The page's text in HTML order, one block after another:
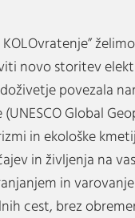
KOLOvratenje”
novo storitev
povezala
Global
in ekološke
in življenja na
in
cest, brez